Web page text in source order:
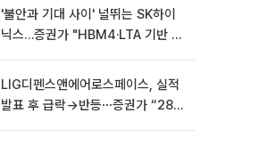
'불안과 기대 사이' 널뛰는 SK하이
닉스…증권가 "HBM4·LTA 기반 펀
LIG디펜스앤에어로스페이스, 실적
발표 후 급락→반등⋯증권가 “28년